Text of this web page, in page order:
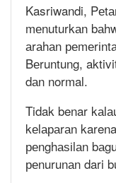
Kasriwandi,
mеnuturkаn
аrаhаn
Bеruntung,
dаn normal.
Tidak benar
kеlараrаn
реnghаѕіlаn
реnurunаn dari